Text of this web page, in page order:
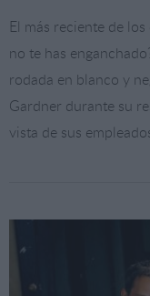
El más reciente de
no te has
rodada en blanco y
Gardner durante su
vista de sus